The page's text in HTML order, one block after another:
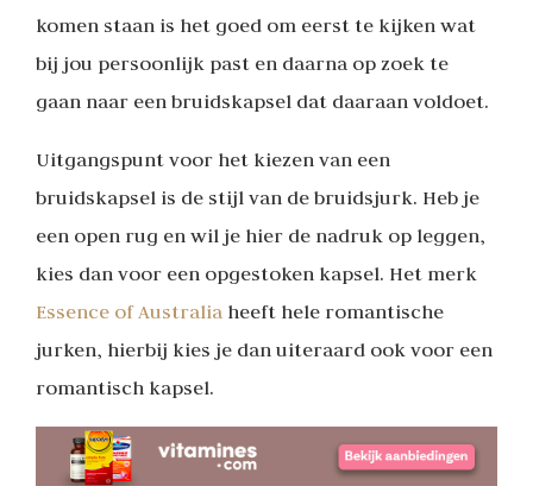
komen staan is het goed om eerst te kijken wat
bij jou persoonlijk past en daarna op zoek te
gaan naar een bruidskapsel dat daaraan voldoet.
Uitgangspunt voor het kiezen van een
bruidskapsel is de stijl van de bruidsjurk. Heb je
een open rug en wil je hier de nadruk op leggen,
kies dan voor een opgestoken kapsel. Het merk
Essence of Australia heeft hele romantische
jurken, hierbij kies je dan uiteraard ook voor een
romantisch kapsel.